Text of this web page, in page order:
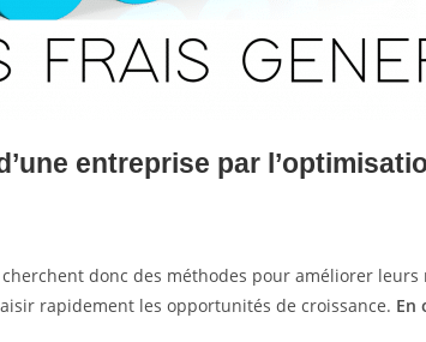
entreprise par
donc des méthodes pour améliorer
rapidement les opportunités de croissance. En